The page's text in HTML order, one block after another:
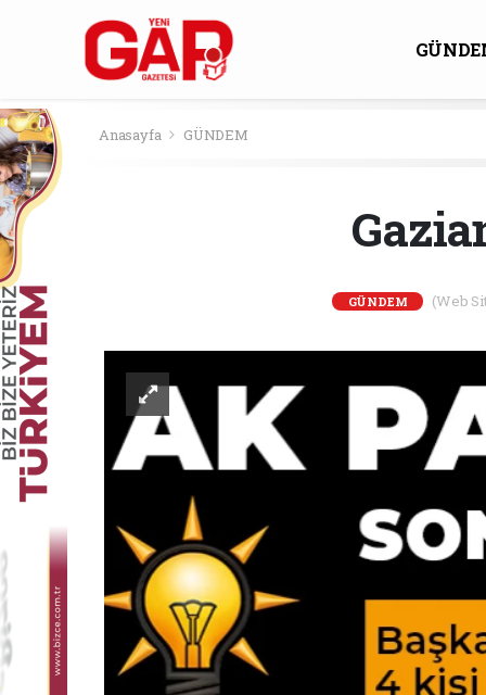
Anasayfa GÜNDEM
GÜNDEM (Web